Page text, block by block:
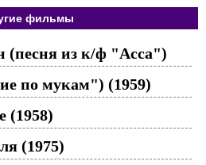
фильмы
(песня из к/ф "Асса")
по мукам") (1959)
(1958)
(1975)